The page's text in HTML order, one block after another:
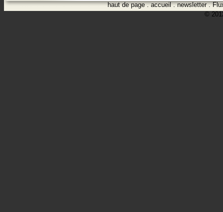
haut de page.accueil.newsletter.
©